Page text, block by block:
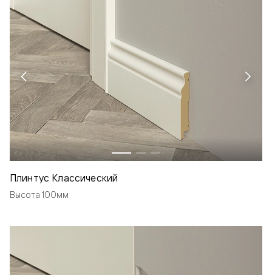
Плинтус Классический
Высота 100мм